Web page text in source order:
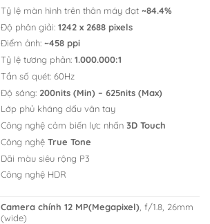
Tỷ lệ màn hình trên thân máy đạt~84.4%
Độ phân giải:1242 x 2688 pixels
Điểm ảnh:~458 ppi
Tỷ lệ tương phản:1.000.000:1
Tần số quét: 60Hz
Độ sáng:200nits (Min) – 625nits (Max)
Lớp phủ kháng dấu vân tay
Công nghệ cảm biến lực nhấn3D Touch
Công nghệTrue Tone
Dãi màu siêu rộng P3
Công nghệ HDR
Camera chính 12 MP(Megapixel) , f/1.8, 26mm
(wide)